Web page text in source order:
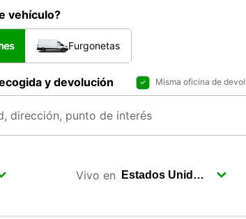
vehículo?
Furgonetas
y devolución Misma oficina de
Vivo en